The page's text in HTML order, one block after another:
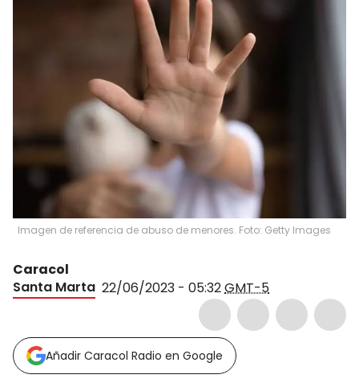
Imagen de referencia de abuso de menores. Foto: Getty Images
Caracol
Santa Marta 22/06/2023 - 05:32GMT-5
Añadir Caracol Radio en Google